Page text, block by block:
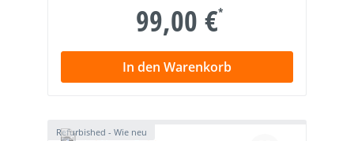
99,00 €*
In den Warenkorb
Refurbished - Wie neu